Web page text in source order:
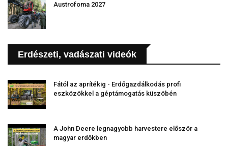
Austrofoma 2027
Erdészeti, vadászati videók
Fától az aprítékig - Erdőgazdálkodás profi
eszközökkel a géptámogatás küszöbén
A John Deere legnagyobb harvestere először a
magyar erdőkben